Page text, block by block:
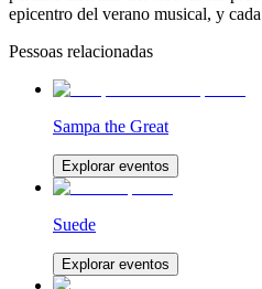
epicentro del verano musical, y
Pessoas relacionadas
Sampa the Great
Explorar eventos
Suede
Explorar eventos